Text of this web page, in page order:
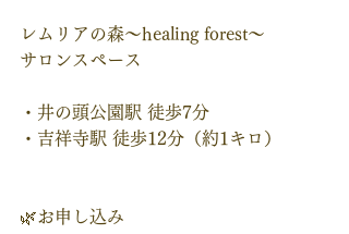
レムリアの森～healing forest～
サロンスペース
・井の頭公園駅 徒歩7分
・吉祥寺駅 徒歩12分（約1キロ）
🌿お申し込み